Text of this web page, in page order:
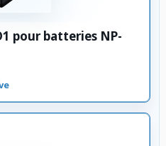
pour batteries NP-